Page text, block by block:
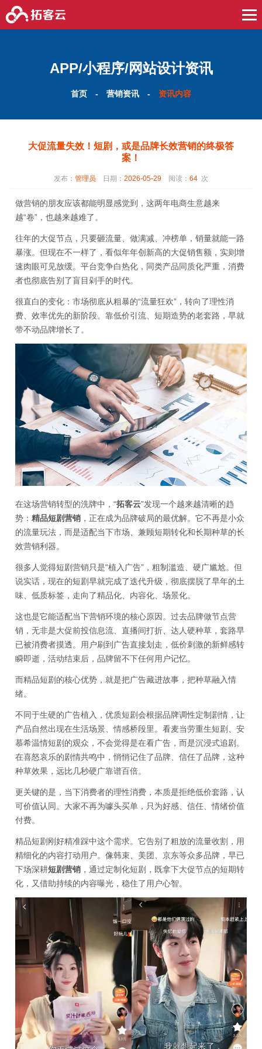
APP/小程序/网站设计资讯
首页 - 营销资讯 - 资讯内容
大促流量失效！短剧，或是品牌长效营销的终极答
案！
发布： 管理员 日期： 2026-05-29阅读： 64次
做营销的朋友应该都能明显感觉到，这两年电商生意越来
越“卷”，也越来越难了。
往年的大促节点，只要砸流量、做满减、冲榜单，销量就能一路
暴涨。但现在不一样了，看似年年创新高的大促销售额，实则增
速肉眼可见放缓。平台竞争白热化，同类产品同质化严重，消费
者也彻底告别了盲目剁手的时代。
很直白的变化：市场彻底从粗暴的“流量狂欢”，转向了理性消
费、效率优先的新阶段。靠低价引流、短期造势的老套路，早就
带不动品牌增长了。
在这场营销转型的洗牌中，“拓客云”发现一个越来越清晰的趋
势： 精品短剧营销，正在成为品牌破局的最优解。它不再是小众
的流量玩法，而是适配当下市场、兼顾短期转化和长期种草的长
效营销利器。
很多人觉得短剧营销只是“植入广告”，粗制滥造、硬广尴尬。但
说实话，现在的短剧早就完成了迭代升级，彻底摆脱了早年的土
味、低质标签，走向了精品化、内容化、场景化。
这也是它能适配当下营销环境的核心原因。过去品牌做节点营
销，无非是大促前投信息流、直播间打折、达人硬种草，套路早
已被消费者摸透。用户刷到广告直接划走，低价刺激的新鲜感转
瞬即逝，活动结束后，品牌留不下任何用户记忆。
而精品短剧的核心优势，就是把广告藏进故事，把种草融入情
绪。
不同于生硬的广告植入，优质短剧会根据品牌调性定制剧情，让
产品自然出现在生活场景、情感桥段里。看麦当劳重生短剧、安
慕希温情短剧的观众，不会觉得是在看广告，而是沉浸式追剧。
在喜怒哀乐的剧情共鸣中，悄悄记住了品牌、信任了品牌，这种
种草效果，远比几秒硬广靠谱百倍。
更关键的是，当下消费者的理性消费，本质是拒绝低价套路，认
可价值认同。大家不再为噱头买单，只为好感、信任、情绪价值
付费。
精品短剧刚好精准踩中这个需求。它告别了粗放的流量收割，用
精细化的内容打动用户。像韩束、美团、京东等众多品牌，早已
下场深耕短剧营销，通过定制化短剧，既拿下大促节点的短期转
化，又借助持续的内容曝光，稳住了用户心智。